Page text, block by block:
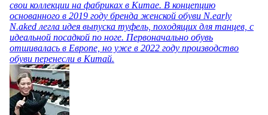
свои коллекции на фабриках в Китае. В концепцию
основанного в 2019 году бренда женской обуви N.early
N.aked легла идея выпуска туфель, походящих для танцев, с
идеальной посадкой по ноге. Первоначально обувь
отшивалась в Европе, но уже в 2022 году производство
обуви перенесли в Китай.